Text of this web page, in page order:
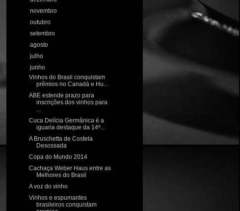
►novembro
►outubro
►setembro
►agosto
►julho
▼junho
Vinhos do Brasil conquistam
prêmios no Canadá e Hu...
ABE estende prazo para
inscrições dos vinhos para
...
Cuca Delícia Germânica é a
iguaria destaque da 14ª...
A Bruschetta de Costela
Desossada
Copa do Mundo 2014
Cachaça Weber Haus entre as
Melhores do Brasil
A voz do vinho
Vinhos e espumantes
brasileiros conquistam